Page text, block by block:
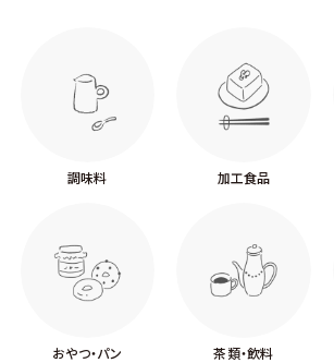
調味料 加工食品
おやつ・パン 茶類・飲料